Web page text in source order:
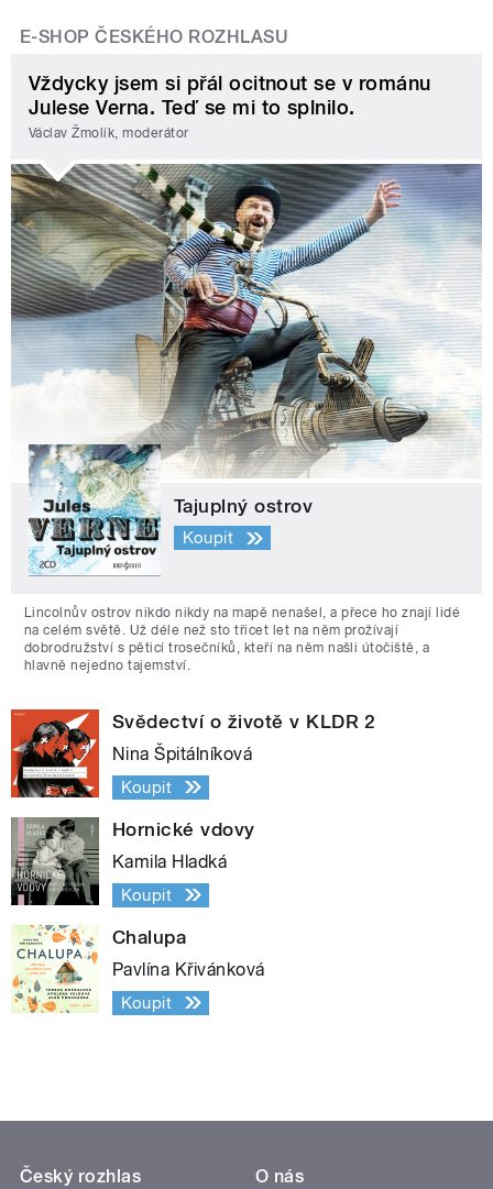
E-SHOP ČESKÉHO ROZHLASU
Vždycky jsem si přál ocitnout se v románu
Julese Verna. Teď se mi to splnilo.
Václav Žmolík, moderátor
Tajuplný ostrov
Koupit
Lincolnův ostrov nikdo nikdy na mapě nenašel, a přece ho znají lidé
na celém světě. Už déle než sto třicet let na něm prožívají
dobrodružství s pěticí trosečníků, kteří na něm našli útočiště, a
hlavně nejedno tajemství.
Svědectví o životě v KLDR 2
Nina Špitálníková
Koupit
Hornické vdovy
Kamila Hladká
Koupit
Chalupa
Pavlína Křivánková
Koupit
Český rozhlas
O nás